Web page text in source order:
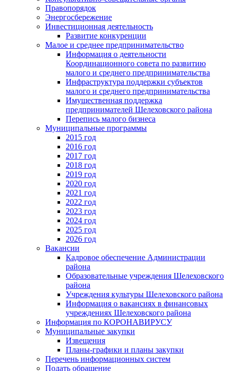
Правопорядок
Энергосбережение
Инвестиционная деятельность
Развитие конкуренции
Малое и среднее предпринимательство
Информация о деятельности
Координационного совета по развитию
малого и среднего предпринимательства
Инфраструктура поддержки субъектов
малого и среднего предпринимательства
Имущественная поддержка
предпринимателей Шелеховского района
Перепись малого бизнеса
Муниципальные программы
2015 год
2016 год
2017 год
2018 год
2019 год
2020 год
2021 год
2022 год
2023 год
2024 год
2025 год
2026 год
Вакансии
Кадровое обеспечение Администрации
района
Образовательные учреждения Шелеховского
района
Учреждения культуры Шелеховского района
Информация о вакансиях в финансовых
учреждениях Шелеховского района
Информация по КОРОНАВИРУСУ
Муниципальные закупки
Извещения
Планы-графики и планы закупки
Перечень информационных систем
Подать обращение